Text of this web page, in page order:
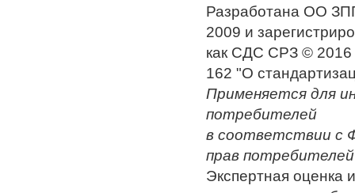
Разработана ОО
2009 и
как СДС СРЗ © 2016
162 "О
Применяется для
потребителей
в соответствии с
прав
Экспертная оценка